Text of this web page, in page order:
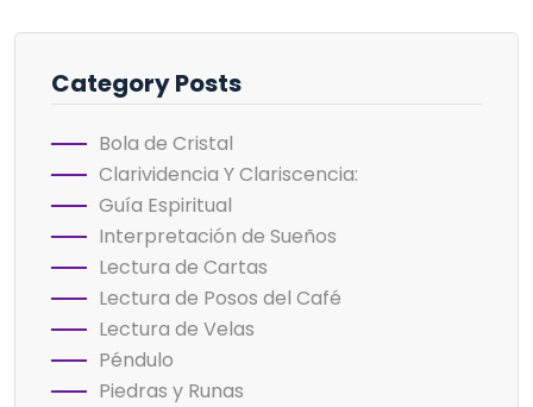
Category Posts
Bola de Cristal
Clarividencia Y Clariscencia:
Guía Espiritual
Interpretación de Sueños
Lectura de Cartas
Lectura de Posos del Café
Lectura de Velas
Péndulo
Piedras y Runas